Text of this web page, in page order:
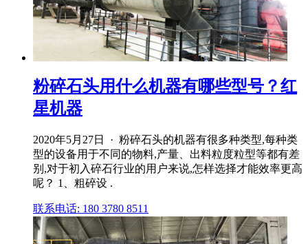
粉碎石头用什么机器有哪些型号？红
星机器
2020年5月27日 · 粉碎石头的机器有很多种类型,每种类
型的设备用于不同的物料,产量、出料粒度粒型等都有差
别,对于初入碎石行业的用户来说,怎样选择才能效率更高
呢？ 1、粗碎设 .
联系电话: 180 3780 8511